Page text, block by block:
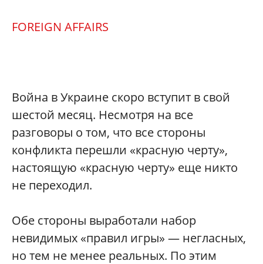
FOREIGN AFFAIRS
Война в Украине скоро вступит в свой
шестой месяц. Несмотря на все
разговоры о том, что все стороны
конфликта перешли «красную черту»,
настоящую «красную черту» еще никто
не переходил.
Обе стороны выработали набор
невидимых «правил игры» — негласных,
но тем не менее реальных. По этим